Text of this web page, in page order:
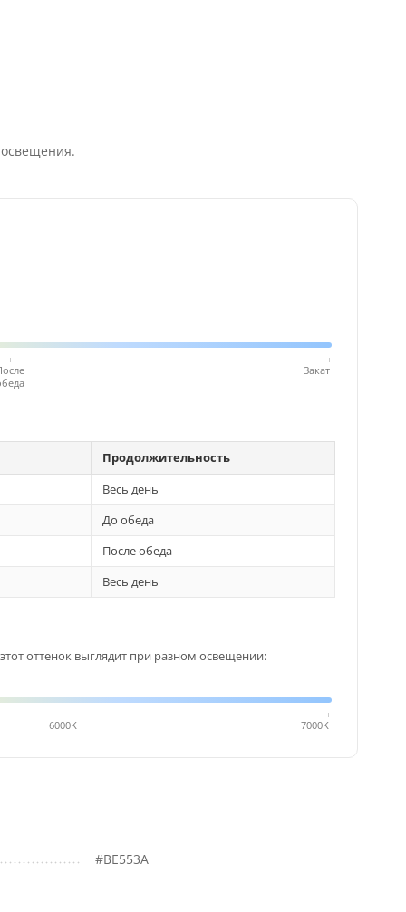
Закат
Продолжительность
Весь день
До обеда
После обеда
Весь день
оттенок выглядит при разном освещении:
6000K 7000K
#BE553A